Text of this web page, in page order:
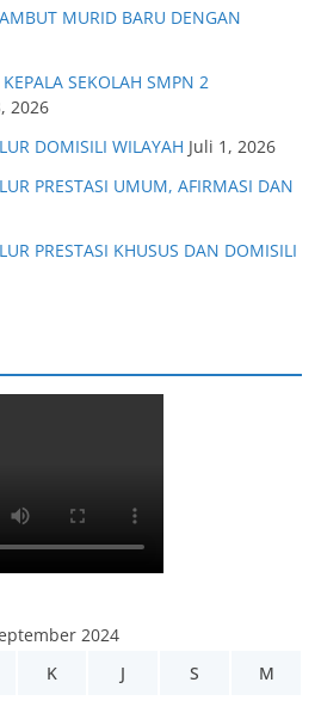
MURID BARU DENGAN
SEKOLAH SMPN 2
2026
DOMISILI WILAYAH Juli 1, 2026
PRESTASI UMUM, AFIRMASI DAN
PRESTASI KHUSUS DAN DOMISILI
2024
K J S M